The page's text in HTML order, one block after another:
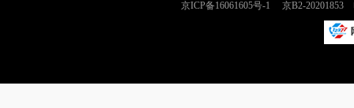
京ICP备16061605号-1
京B2-20201853